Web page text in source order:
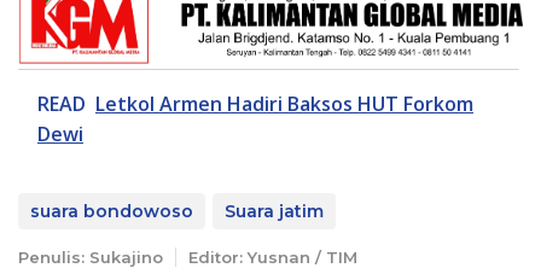
READ Letkol Armen Hadiri Baksos HUT Forkom
Dewi
suara bondowoso Suara jatim
Penulis: Sukajino Editor: Yusnan / TIM